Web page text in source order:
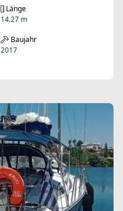
Länge
14.27 m
Baujahr
2017